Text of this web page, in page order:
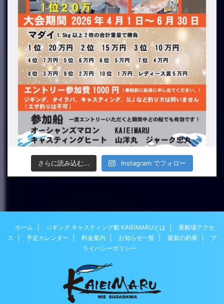
さらに読み込む... Instagram でフォロー
ホーム ジギング キャスティング船 KAIEIMARUとは
乗船場アクセ
ス
予定カレンダー 料金案内 お知らせ一覧 最新の釣果
プ
ライバシーポリシー